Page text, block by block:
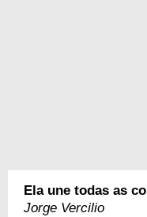
Ela une todas as
Jorge Vercilio